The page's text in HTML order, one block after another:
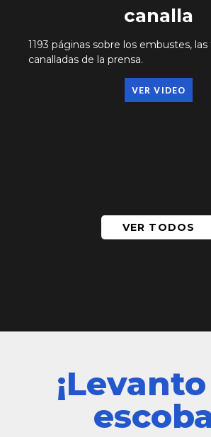
canalla
1193 páginas sobre los embustes,
canalladas de la prensa.
VER VIDEO
VER TODOS